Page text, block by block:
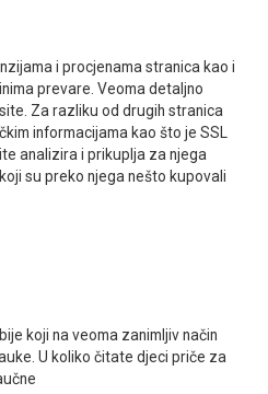
i procjenama stranica kao i
prevare. Veoma detaljno
Za razliku od drugih stranica
informacijama kao što je SSL
analizira i prikuplja za njega
su preko njega nešto kupovali
koji na veoma zanimljiv način
U koliko čitate djeci priče za